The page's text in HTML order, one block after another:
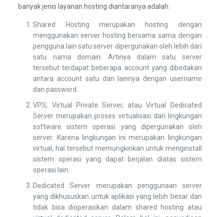
banyak jenis layanan hosting diantaranya adalah:
Shared Hosting merupakan hosting dengan
menggunakan server hosting bersama sama dengan
pengguna lain satu server dipergunakan oleh lebih dari
satu nama domain. Artinya dalam satu server
tersebut terdapat beberapa account yang dibedakan
antara account satu dan lainnya dengan username
dan password.
VPS, Virtual Private Server, atau Virtual Dedicated
Server merupakan proses virtualisasi dari lingkungan
software sistem operasi yang dipergunakan oleh
server. Karena lingkungan ini merupakan lingkungan
virtual, hal tersebut memungkinkan untuk menginstall
sistem operasi yang dapat berjalan diatas sistem
operasi lain.
Dedicated Server merupakan penggunaan server
yang dikhususkan untuk aplikasi yang lebih besar dan
tidak bisa dioperasikan dalam shared hosting atau